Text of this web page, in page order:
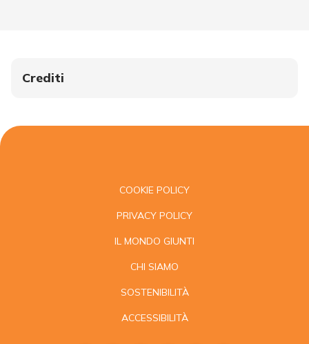
Crediti
COOKIE POLICY
PRIVACY POLICY
IL MONDO GIUNTI
CHI SIAMO
SOSTENIBILITÀ
ACCESSIBILITÀ